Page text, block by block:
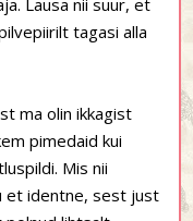
Lausa nii suur, et
tagasi alla
ma olin ikkagist
pimedaid kui
Mis nii
et identne, sest just